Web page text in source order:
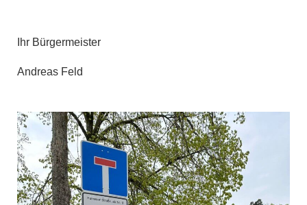
Ihr Bürgermeister
Andreas Feld